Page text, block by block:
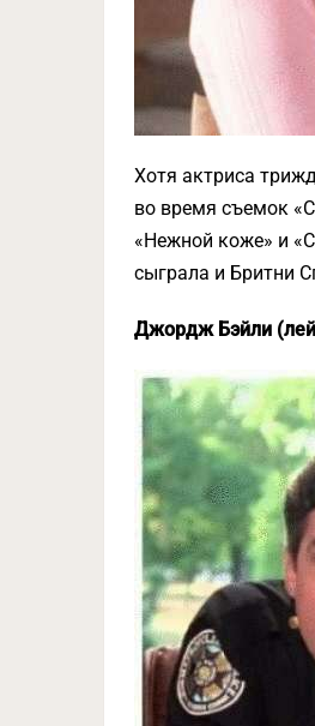
Хотя актриса
во время съемок
«Нежной коже» и
сыграла и Бритни
Джордж Бэйли